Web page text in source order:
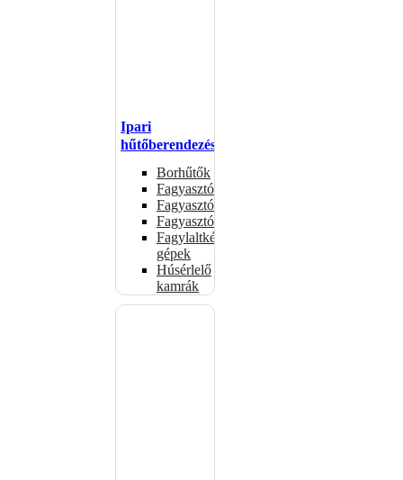
Ipari
hűtőberendezések
Borhűtők
Fagyasztóasztalok
Fagyasztóládák
Fagyasztószekrények
Fagylaltkészítő
gépek
Húsérlelő
kamrák